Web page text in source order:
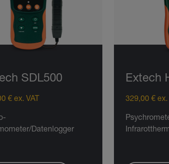
SDL500
€ ex. VAT
Datenlogger
Extech
329,00 € ex.